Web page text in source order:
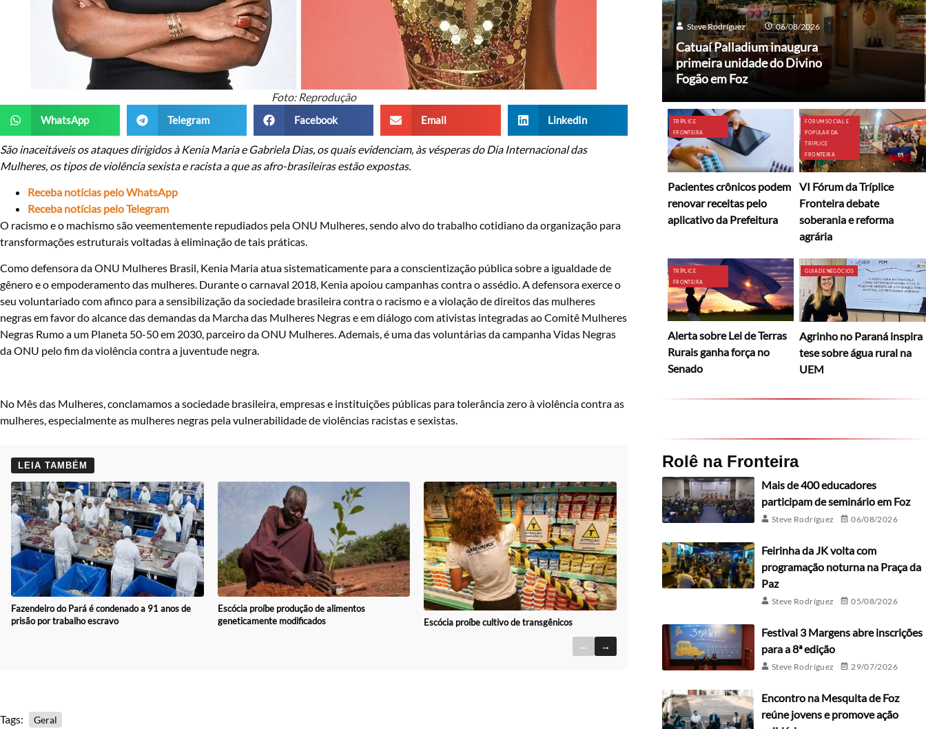
Foto: Reprodução
WhatsApp Telegram Facebook Email LinkedIn
São inaceitáveis os ataques dirigidos à Kenia Maria e Gabriela Dias, os quais evidenciam, às vésperas do Dia Internacional das
Mulheres, os tipos de violência sexista e racista a que as afro-brasileiras estão expostas.
Receba notícias pelo WhatsApp
Receba notícias pelo Telegram
O racismo e o machismo são veementemente repudiados pela ONU Mulheres, sendo alvo do trabalho cotidiano da organização para
transformações estruturais voltadas à eliminação de tais práticas.
Como defensora da ONU Mulheres Brasil, Kenia Maria atua sistematicamente para a conscientização pública sobre a igualdade de
gênero e o empoderamento das mulheres. Durante o carnaval 2018, Kenia apoiou campanhas contra o assédio. A defensora exerce o
seu voluntariado com afinco para a sensibilização da sociedade brasileira contra o racismo e a violação de direitos das mulheres
negras em favor do alcance das demandas da Marcha das Mulheres Negras e em diálogo com ativistas integradas ao Comitê Mulheres
Negras Rumo a um Planeta 50-50 em 2030, parceiro da ONU Mulheres. Ademais, é uma das voluntárias da campanha Vidas Negras
da ONU pelo fim da violência contra a juventude negra.
No Mês das Mulheres, conclamamos a sociedade brasileira, empresas e instituições públicas para tolerância zero à violência contra as
mulheres, especialmente as mulheres negras pela vulnerabilidade de violências racistas e sexistas.
LEIA TAMBÉM
Fazendeiro do Pará é condenado a 91 anos de
prisão por trabalho escravo
Escócia proíbe produção de alimentos
geneticamente modificados
Escócia proíbe cultivo de transgênicos
← →
Tags: Geral
Steve Rodríguez 06/08/2026
Catuaí Palladium inaugura
primeira unidade do Divino
Fogão em Foz
TRÍPLICE
FRONTEIRA
Pacientes crônicos podem
renovar receitas pelo
aplicativo da Prefeitura
FÓRUM SOCIAL E
POPULAR DA
TRÍPLICE
FRONTEIRA
VI Fórum da Tríplice
Fronteira debate
soberania e reforma
agrária
TRÍPLICE
FRONTEIRA
Alerta sobre Lei de Terras
Rurais ganha força no
Senado
GUIA DE NEGÓCIOS
Agrinho no Paraná inspira
tese sobre água rural na
UEM
Rolê na Fronteira
Mais de 400 educadores
participam de seminário em Foz
Steve Rodríguez 06/08/2026
Feirinha da JK volta com
programação noturna na Praça da
Paz
Steve Rodríguez 05/08/2026
Festival 3 Margens abre inscrições
para a 8ª edição
Steve Rodríguez 29/07/2026
Encontro na Mesquita de Foz
reúne jovens e promove ação